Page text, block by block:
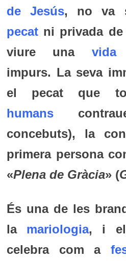
de Jesús, no va
pecatni privada de
viure una vida
impurs. La seva
el pecat que
humans
concebuts), la
primera persona
«Plena de Gràcia» (
És una de les
la mariologia, i
celebra com a